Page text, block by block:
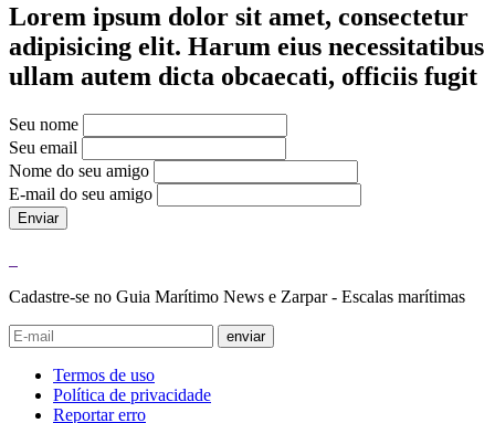
Lorem ipsum dolor sit amet, consectetur
adipisicing elit. Harum eius necessitatibus
ullam autem dicta obcaecati, officiis fugit
Seu nome
Seu email
Nome do seu amigo
E-mail do seu amigo
Enviar
Cadastre-se no Guia Marítimo News e Zarpar - Escalas marítimas
enviar
Termos de uso
Política de privacidade
Reportar erro